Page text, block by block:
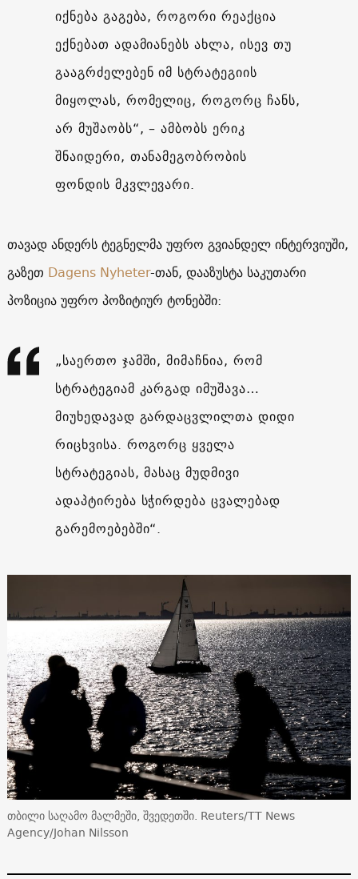
იქნება გაგება, როგორი რეაქცია
ექნებათ ადამიანებს ახლა, ისევ თუ
გააგრძელებენ იმ სტრატეგიის
მიყოლას, რომელიც, როგორც ჩანს,
არ მუშაობს“, – ამბობს ერიკ
შნაიდერი, თანამეგობრობის
ფონდის მკვლევარი.
თავად ანდერს ტეგნელმა უფრო გვიანდელ ინტერვიუში,
გაზეთ Dagens Nyheter-თან, დააზუსტა საკუთარი
პოზიცია უფრო პოზიტიურ ტონებში:
„საერთო ჯამში, მიმაჩნია, რომ
სტრატეგიამ კარგად იმუშავა…
მიუხედავად გარდაცვლილთა დიდი
რიცხვისა. როგორც ყველა
სტრატეგიას, მასაც მუდმივი
ადაპტირება სჭირდება ცვალებად
გარემოებებში“.
თბილი საღამო მალმეში, შვედეთში. Reuters/TT News
Agency/Johan Nilsson